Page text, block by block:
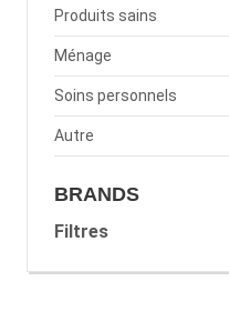
Produits sains
Ménage
Soins personnels
Autre
BRANDS
Filtres